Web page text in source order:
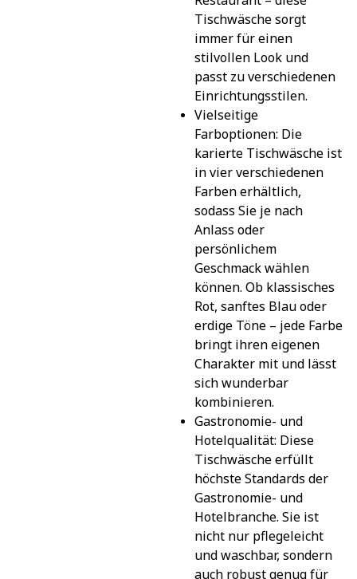
Tischwäsche sorgt
immer für einen
stilvollen Look und
passt zu verschiedenen
Einrichtungsstilen.
Vielseitige
Farboptionen: Die
karierte Tischwäsche ist
in vier verschiedenen
Farben erhältlich,
sodass Sie je nach
Anlass oder
persönlichem
Geschmack wählen
können. Ob klassisches
Rot, sanftes Blau oder
erdige Töne – jede Farbe
bringt ihren eigenen
Charakter mit und lässt
sich wunderbar
kombinieren.
Gastronomie- und
Hotelqualität: Diese
Tischwäsche erfüllt
höchste Standards der
Gastronomie- und
Hotelbranche. Sie ist
nicht nur pflegeleicht
und waschbar, sondern
auch robust genug für